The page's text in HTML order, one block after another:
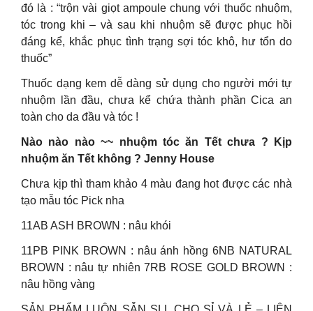
đó là : “trộn vài giọt ampoule chung với thuốc nhuộm,
tóc trong khi – và sau khi nhuộm sẽ được phục hồi
đáng kể, khắc phục tình trạng sợi tóc khô, hư tổn do
thuốc”
Thuốc dạng kem dễ dàng sử dụng cho người mới tự
nhuộm lần đầu, chưa kể chứa thành phần Cica an
toàn cho da đầu và tóc !
Nào nào nào ~~ nhuộm tóc ăn Tết chưa ? Kịp
nhuộm ăn Tết không ? Jenny House
Chưa kịp thì tham khảo 4 màu đang hot được các nhà
tạo mẫu tóc Pick nha
11AB ASH BROWN : nâu khói
11PB PINK BROWN : nâu ánh hồng 6NB NATURAL
BROWN : nâu tự nhiên 7RB ROSE GOLD BROWN :
nâu hồng vàng